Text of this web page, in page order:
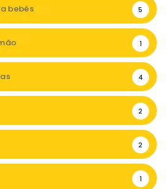
bebés 5
1
4
2
2
1